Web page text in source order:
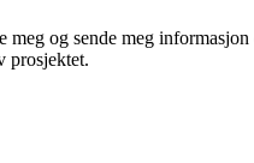
og sende meg
prosjektet.